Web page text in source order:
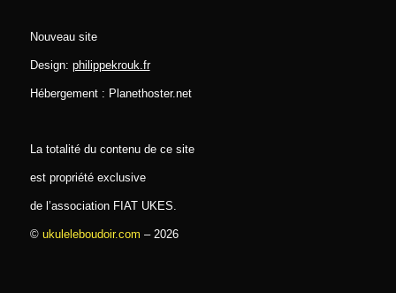
Nouveau site
Design: philippekrouk.fr
Hébergement : Planethoster.net
La totalité du contenu de ce site
est propriété exclusive
de l’association FIAT UKES.
© ukuleleboudoir.com – 2026